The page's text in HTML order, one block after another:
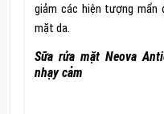
giảm các hiện tượng
mặt da.
Sữa rửa mặt Neova
nhạy cảm